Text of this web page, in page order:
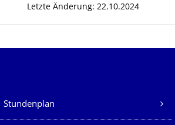
Letzte Änderung: 22.10.2024
Unsere Dienste
Stundenplan